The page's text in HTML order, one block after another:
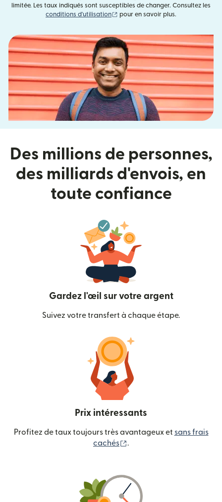
limitée. Les taux indiqués sont susceptibles de changer. Consultez les
conditions d'utilisation
(s'ouvre dans une nouvelle fenêtre)
pour en savoir plus.
Des millions de personnes,
des milliards d'envois, en
toute confiance
Gardez l'œil sur votre argent
Suivez votre transfert à chaque étape.
Prix intéressants
Profitez de taux toujours très avantageux et sans frais
cachés
.